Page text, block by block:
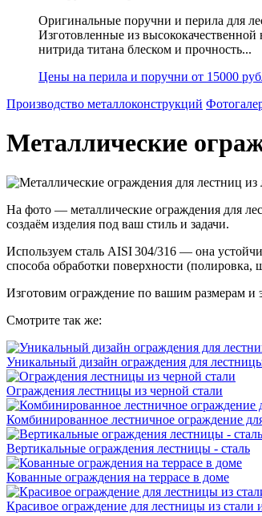
Оригинальные поручни и перила для
Изготовленные из
нитрида титана блеском и прочность...
Цены на перила и поручни от 15000
Производство металлоконструкций
Металлические
На фото — металлические ограждения для
создаём изделия под ваш стиль и задачи.
Используем сталь AISI 304/316 — она
способа обработки поверхности (полировка,
Изготовим ограждение по вашим размерам и
Смотрите так же:
Уникальный дизайн ограждения для
Ограждения лестницы из черной стали
Комбинированное лестничное ограждение
Вертикальные ограждения лестницы - сталь
Кованные ограждения на террасе в доме
Красивое ограждение для лестницы из стали